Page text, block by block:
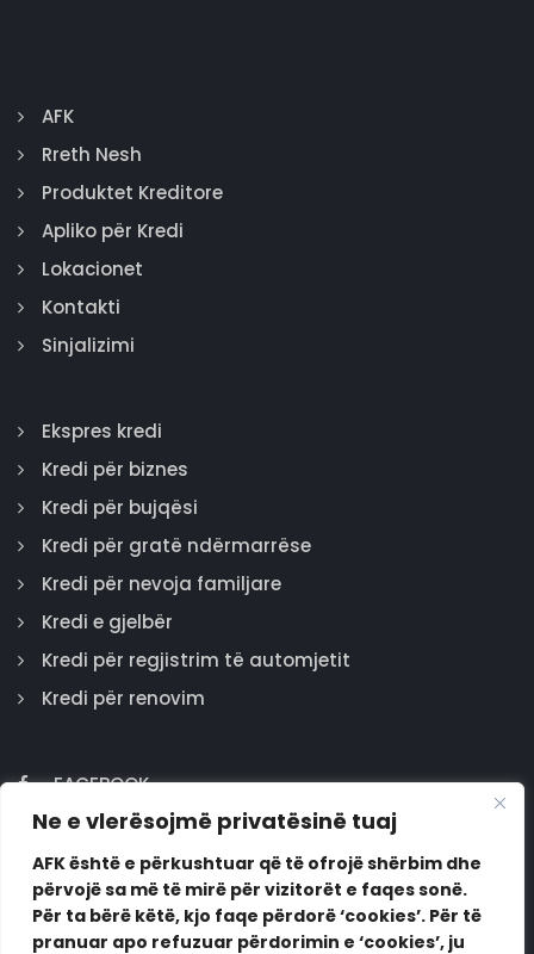
Ne e vlerësojmë privatësinë tuaj
AFK është e përkushtuar që të ofrojë shërbim dhe
përvojë sa më të mirë për vizitorët e faqes sonë.
Për ta bërë këtë, kjo faqe përdorë ‘cookies’. Për të
pranuar apo refuzuar përdorimin e ‘cookies’, ju
AFK
Rreth Nesh
Produktet Kreditore
Apliko për Kredi
Lokacionet
Kontakti
Sinjalizimi
Ekspres kredi
Kredi për biznes
Kredi për bujqësi
Kredi për gratë ndërmarrëse
Kredi për nevoja familjare
Kredi e gjelbër
Kredi për regjistrim të automjetit
Kredi për renovim
FACEBOOK
GOOGLE
INSTAGRAM
LINKEDIN